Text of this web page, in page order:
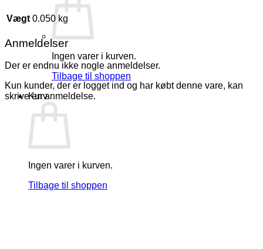
Ingen varer i kurven.
Tilbage til shoppen
Kurv
Ingen varer i kurven.
Tilbage til shoppen
Vægt 0.050 kg
Anmeldelser
Der er endnu ikke nogle anmeldelser.
Kun kunder, der er logget ind og har købt denne vare, kan
skrive en anmeldelse.